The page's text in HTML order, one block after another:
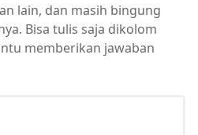
lain, dan masih bingung
Bisa tulis saja dikolom
memberikan jawaban